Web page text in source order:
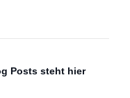
Posts steht hier